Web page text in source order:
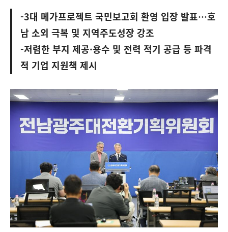
-3대 메가프로젝트 국민보고회 환영 입장 발표…호
남 소외 극복 및 지역주도성장 강조
-저렴한 부지 제공·용수 및 전력 적기 공급 등 파격
적 기업 지원책 제시